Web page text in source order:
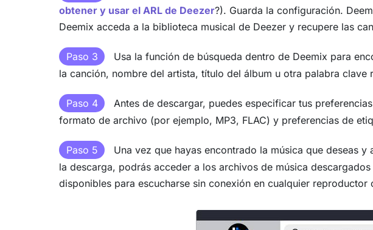
obtener y usar el ARL de Deezer?). Guarda la configuración.
Deemix acceda a la biblioteca musical de Deezer y recupere las
Paso 3
Usa la función de búsqueda dentro de Deemix para
la canción, nombre del artista, título del álbum u otra palabra clave
Paso 4
Antes de descargar, puedes especificar tus
formato de archivo (por ejemplo, MP3, FLAC) y preferencias de
Paso 5
Una vez que hayas encontrado la música que deseas
la descarga, podrás acceder a los archivos de música
disponibles para escucharse sin conexión en cualquier reproductor